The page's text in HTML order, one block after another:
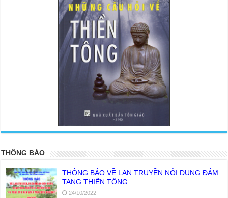
THÔNG BÁO
THÔNG BÁO VỀ LAN TRUYỀN NỘI DUNG ĐÁM
TANG THIỀN TÔNG
24/10/2022